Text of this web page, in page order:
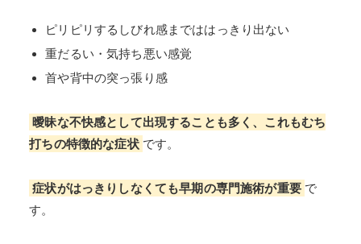
ピリピリするしびれ感までははっきり出ない
重だるい・気持ち悪い感覚
首や背中の突っ張り感
曖昧な不快感として出現することも多く、これもむち
打ちの特徴的な症状 です。
症状がはっきりしなくても早期の専門施術が重要 で
す。